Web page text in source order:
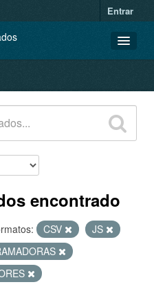
Entrar
encontrado
CSV
JS